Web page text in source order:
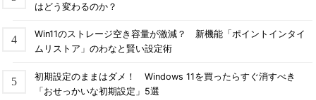
はどう変わるのか？
Win11のストレージ空き容量が激減？ 新機能「ポイントインタイ
ムリストア」のわなと賢い設定術
初期設定のままはダメ！ Windows 11を買ったらすぐ消すべき
「おせっかいな初期設定」5選